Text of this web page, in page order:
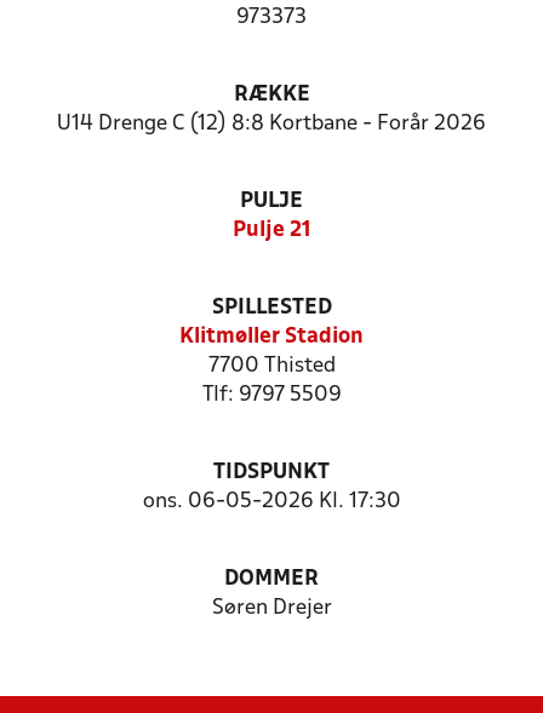
973373
RÆKKE
U14 Drenge C (12) 8:8 Kortbane - Forår 2026
PULJE
Pulje 21
SPILLESTED
Klitmøller Stadion
7700 Thisted
Tlf: 9797 5509
TIDSPUNKT
ons. 06-05-2026 Kl. 17:30
DOMMER
Søren Drejer